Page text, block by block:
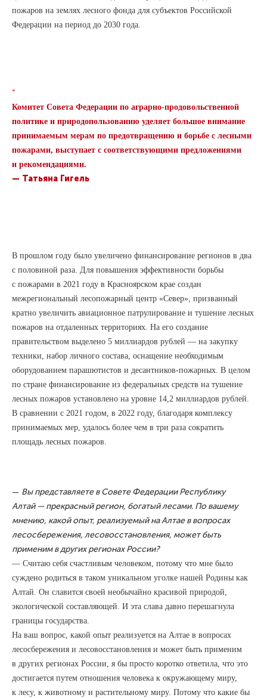
пожаров на землях лесного фонда для субъектов Российской
Федерации на период до 2030 года.
“
Комитет Совета Федерации по аграрно-продовольственной
политике и природопользованию уделяет большое внимание
принимаемым мерам по предотвращению и борьбе с лесными
пожарами, выступает с соответствующими предложениями
и рекомендациями.
— Татьяна Гигель
В прошлом году было увеличено финансирование регионов в два
с половиной раза. Для повышения эффективности борьбы
с пожарами в 2021 году в Красноярском крае создан
межрегиональный лесопожарный центр «Север», призванный
кратно увеличить авиационное патрулирование и тушение лесных
пожаров на отдаленных территориях. На его создание
правительством выделено 5 миллиардов рублей — на закупку
техники, набор личного состава, оснащение необходимым
оборудованием парашютистов и десантников-пожарных. В целом
по стране финансирование из федеральных средств на тушение
лесных пожаров установлено на уровне 14,2 миллиардов рублей.
В сравнении с 2021 годом, в 2022 году, благодаря комплексу
принимаемых мер, удалось более чем в три раза сократить
площадь лесных пожаров.
— Вы представляете в Совете Федерации Республику
Алтай — прекрасный регион, богатый лесами. По вашему
мнению, какой опыт, реализуемый на Алтае в вопросах
лесосбережения, лесовосстановления, может быть
применим в других регионах России?
— Считаю себя счастливым человеком, потому что мне было
суждено родиться в таком уникальном уголке нашей Родины как
Алтай. Он славится своей необычайно красивой природой,
экологической составляющей. И эта слава давно перешагнула
границы государства.
На ваш вопрос, какой опыт реализуется на Алтае в вопросах
лесосбережения и лесовосстановления и может быть применим
в других регионах России, я бы просто коротко ответила, что это
достигается путем отношения человека к окружающему миру,
к лесу, к животному и растительному миру. Потому что какие бы